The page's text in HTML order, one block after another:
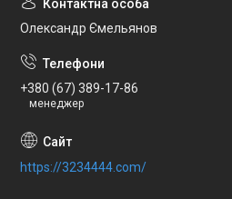
Олександр Ємельянов
+380 (67) 389-17-86
менеджер
https://3234444.com/